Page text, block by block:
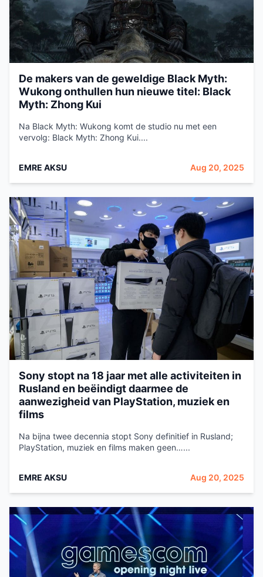
De makers van de geweldige Black Myth:
Wukong onthullen hun nieuwe titel: Black
Myth: Zhong Kui
Na Black Myth: Wukong komt de studio nu met een
vervolg: Black Myth: Zhong Kui....
EMRE AKSU Aug 20, 2025
Sony stopt na 18 jaar met alle activiteiten in
Rusland en beëindigt daarmee de
aanwezigheid van PlayStation, muziek en
films
Na bijna twee decennia stopt Sony definitief in Rusland;
PlayStation, muziek en films maken geen…...
EMRE AKSU Aug 20, 2025